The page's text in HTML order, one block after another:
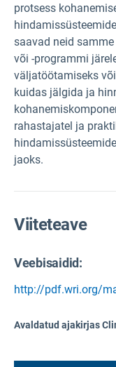
protsess
saavad neid
või -programmi
väljatöötamiseks
kuidas jälgida ja
rahastajatel ja
jaoks.
Viiteteave
Veebisaidid:
http://pdf.wri.org/
Avaldatud ajakirjas